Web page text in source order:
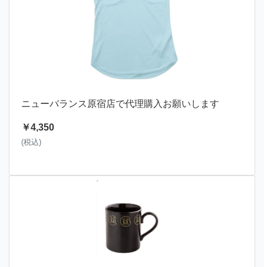
ニューバランス原宿店で代理購入お願いします
￥4,350
(税込)